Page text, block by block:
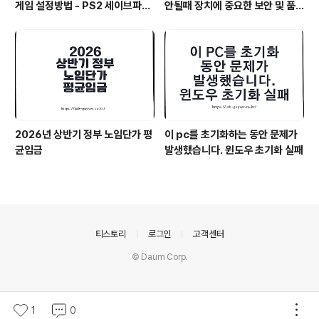
게임 설정방법 - PS2 세이브파일
안될때 장치에 중요한 보안 및 품
2026년 상반기 정부 노임단가 평
균임금
이 pc를 초기화하는 동안 문제가
발생했습니다. 윈도우 초기화 실패
1 0
티스토리 로그인 고객센터
© Daum Corp.